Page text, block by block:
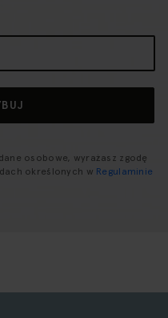
osobowe, wyrażasz zgodę
określonych w Regulaminie